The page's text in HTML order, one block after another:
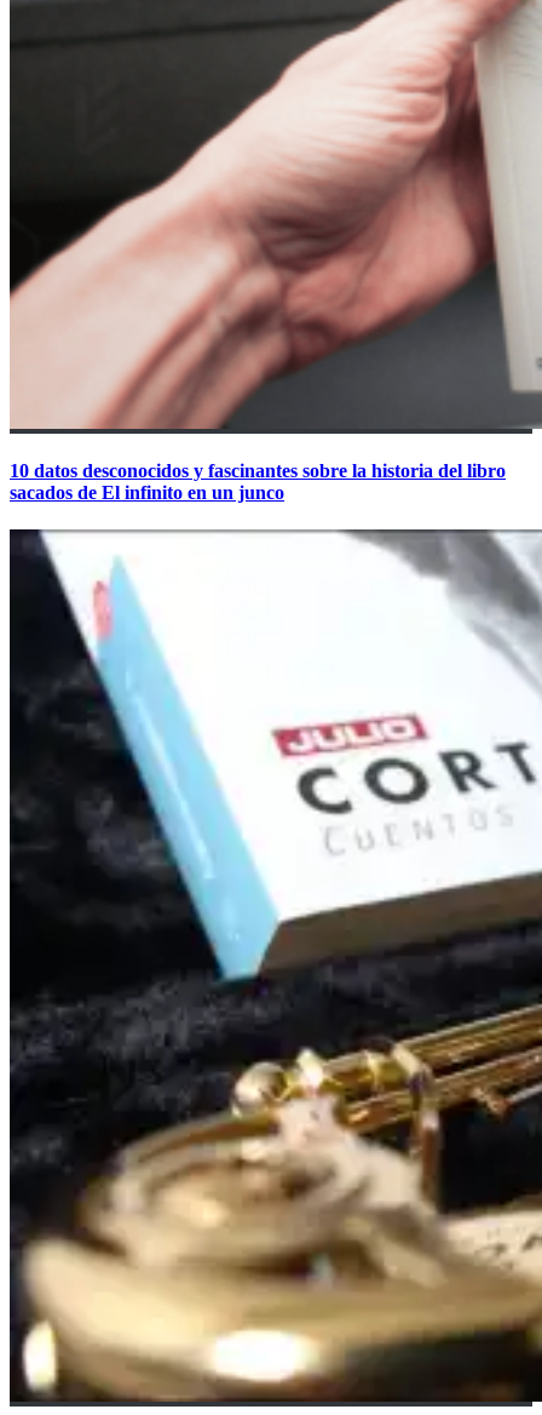
10 datos desconocidos y fascinantes sobre la historia del libro
sacados de El infinito en un junco